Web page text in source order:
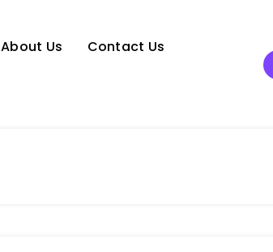
About Us
Contact Us